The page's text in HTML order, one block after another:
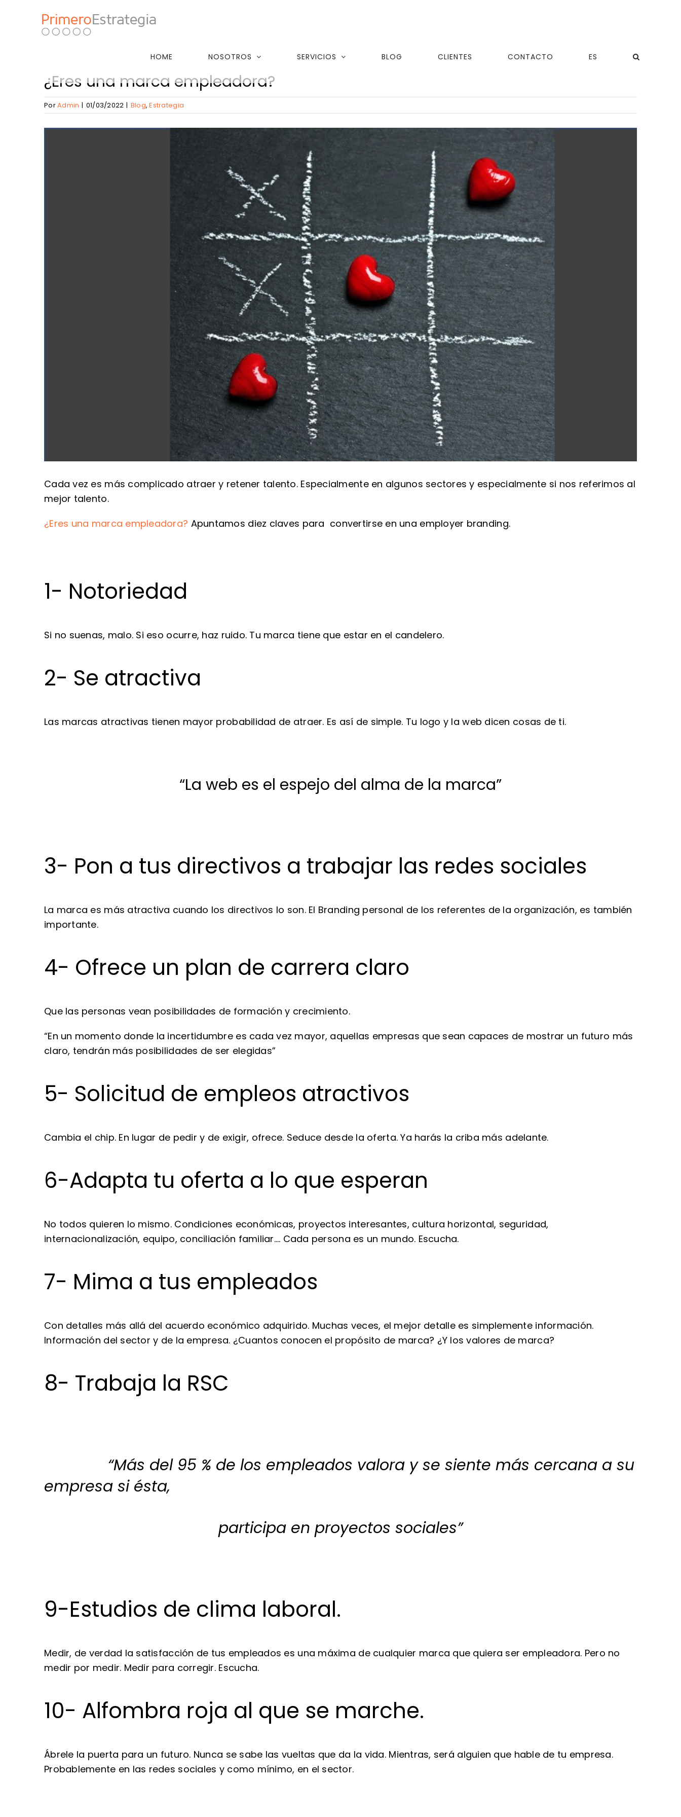
HOME NOSOTROS SERVICIOS BLOG CLIENTES CONTACTO ES
¿Eres una marca empleadora?
PorAdmin | 01/03/2022 | Blog,Estrategia
Cada vez es más complicado atraer y retener talento. Especialmente en algunos sectores y especialmente si nos referimos al
mejor talento.
¿Eres una marca empleadora? Apuntamos diez claves para convertirse en una employer branding.
1- Notoriedad
Si no suenas, malo. Si eso ocurre, haz ruido. Tu marca tiene que estar en el candelero.
2- Se atractiva
Las marcas atractivas tienen mayor probabilidad de atraer. Es así de simple. Tu logo y la web dicen cosas de ti.
“La web es el espejo del alma de la marca”
3- Pon a tus directivos a trabajar las redes sociales
La marca es más atractiva cuando los directivos lo son. El Branding personal de los referentes de la organización, es también
importante.
4- Ofrece un plan de carrera claro
Que las personas vean posibilidades de formación y crecimiento.
“En un momento donde la incertidumbre es cada vez mayor, aquellas empresas que sean capaces de mostrar un futuro más
claro, tendrán más posibilidades de ser elegidas”
5- Solicitud de empleos atractivos
Cambia el chip. En lugar de pedir y de exigir, ofrece. Seduce desde la oferta. Ya harás la criba más adelante.
6-Adapta tu oferta a lo que esperan
No todos quieren lo mismo. Condiciones económicas, proyectos interesantes, cultura horizontal, seguridad,
internacionalización, equipo, conciliación familiar…. Cada persona es un mundo. Escucha.
7- Mima a tus empleados
Con detalles más allá del acuerdo económico adquirido. Muchas veces, el mejor detalle es simplemente información.
Información del sector y de la empresa. ¿Cuantos conocen el propósito de marca? ¿Y los valores de marca?
8- Trabaja la RSC
“Más del 95 % de los empleados valora y se siente más cercana a su
empresa si ésta,
participa en proyectos sociales”
9-Estudios de clima laboral.
Medir, de verdad la satisfacción de tus empleados es una máxima de cualquier marca que quiera ser empleadora. Pero no
medir por medir. Medir para corregir. Escucha.
10- Alfombra roja al que se marche.
Ábrele la puerta para un futuro. Nunca se sabe las vueltas que da la vida. Mientras, será alguien que hable de tu empresa.
Probablemente en las redes sociales y como mínimo, en el sector.